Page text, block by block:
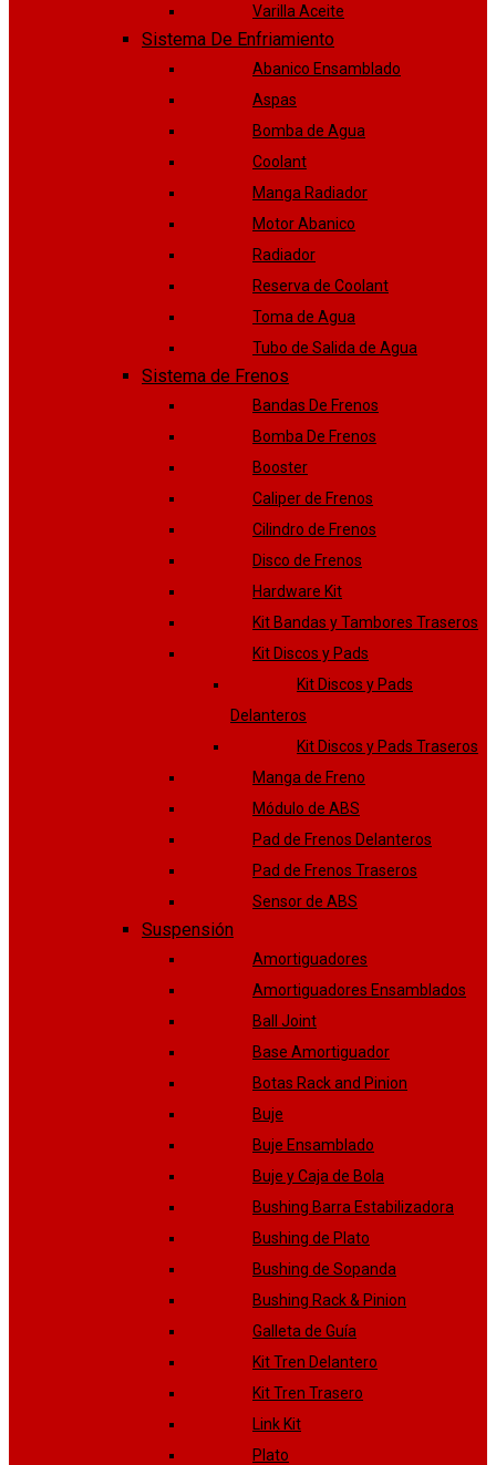
Varilla Aceite
Sistema De Enfriamiento
Abanico Ensamblado
Aspas
Bomba de Agua
Coolant
Manga Radiador
Motor Abanico
Radiador
Reserva de Coolant
Toma de Agua
Tubo de Salida de Agua
Sistema de Frenos
Bandas De Frenos
Bomba De Frenos
Booster
Caliper de Frenos
Cilindro de Frenos
Disco de Frenos
Hardware Kit
Kit Bandas y Tambores Traseros
Kit Discos y Pads
Kit Discos y Pads
Delanteros
Kit Discos y Pads Traseros
Manga de Freno
Módulo de ABS
Pad de Frenos Delanteros
Pad de Frenos Traseros
Sensor de ABS
Suspensión
Amortiguadores
Amortiguadores Ensamblados
Ball Joint
Base Amortiguador
Botas Rack and Pinion
Buje
Buje Ensamblado
Buje y Caja de Bola
Bushing Barra Estabilizadora
Bushing de Plato
Bushing de Sopanda
Bushing Rack & Pinion
Galleta de Guía
Kit Tren Delantero
Kit Tren Trasero
Link Kit
Plato